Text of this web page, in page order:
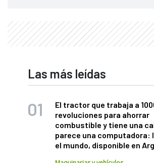
Las más leídas
El tractor que trabaja a
revoluciones para ahorrar
combustible y tiene una
parece una computadora:
el mundo, disponible en